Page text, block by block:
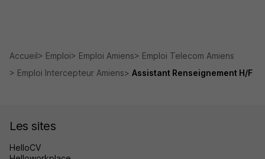
Accueil Emploi Emploi Amiens
Emploi Telecom Amiens
Emploi Intercepteur Amiens
Assistant Renseignement H/F
Les sites
HelloCV